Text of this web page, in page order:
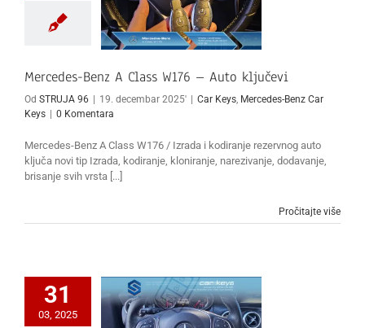
W176 – Auto ključevi
Mercedes-Benz Car
Keys
Mercedes-Benz A Class W176 – Auto ključevi
Od STRUJA 96 19. decembar 2025' Car Keys, Mercedes-Benz Car
Keys
0 Komentara
Mercedes-Benz A Class W176 / Izrada i kodiranje rezervnog auto
ključa novi tip Izrada, kodiranje, kloniranje, narezivanje, dodavanje,
brisanje svih vrsta [...]
Pročitajte više
31
03, 2025
Mercedes-Benz A-Class